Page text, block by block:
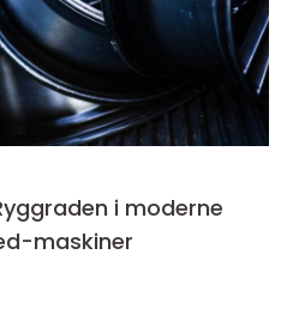
i moderne
maskiner